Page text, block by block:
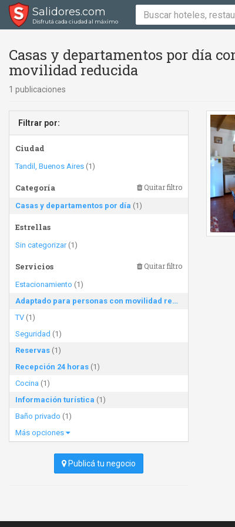
Salidores.com
Disfrutá cada ciudad al máximo
Casas y departamentos por día
movilidad reducida
1 publicaciones
Filtrar por:
Ciudad
Tandil, Buenos Aires (1)
Categoría Quitar filtro
Casas y departamentos por día (1)
Estrellas
Sin categorizar(1)
Servicios Quitar filtro
Estacionamiento (1)
Adaptado para personas con movilidad reducida
TV (1)
Seguridad (1)
Reservas (1)
Recepción 24 horas (1)
Cocina (1)
Información turística (1)
Baño privado (1)
Más opciones
Publicá tu negocio